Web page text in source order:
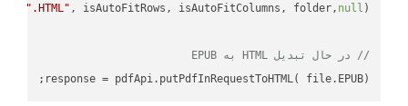
".HTML" , isAutoFitRows, isAutoFitColumns, folder, null
// در حال تبدیل HTML به EPUB
response = pdfApi.putPdfInRequestToHTML( file.EPUB);